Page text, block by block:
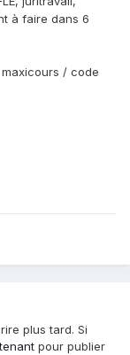
à faire dans 6
/ code
plus tard. Si
pour publier